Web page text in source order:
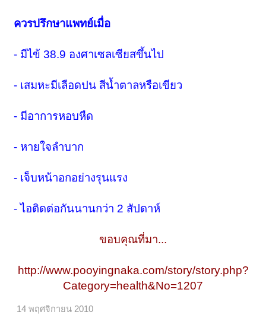
ควรปรึกษาแพทย์เมื่อ
- มีไข้ 38.9 องศาเซลเซียสขึ้นไป
- เสมหะมีเลือดปน สีน้ำตาลหรือเขียว
- มีอาการหอบหืด
- หายใจลำบาก
- เจ็บหน้าอกอย่างรุนแรง
- ไอติดต่อกันนานกว่า 2 สัปดาห์
ขอบคุณที่มา...
http://www.pooyingnaka.com/story/story.php?
Category=health&No=1207
14 พฤศจิกายน 2010